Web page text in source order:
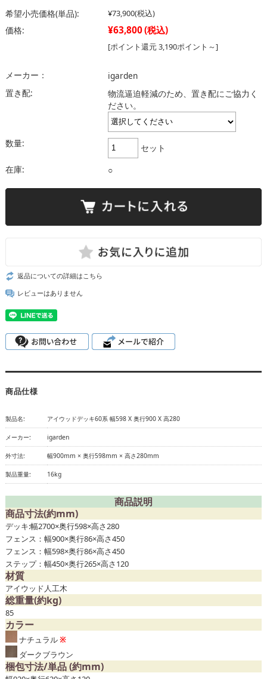
希望小売価格(単品): ¥73,900(税込)
価格: ¥63,800(税込)
[ポイント還元 3,190ポイント～]
メーカー：
igarden
置き配:
物流逼迫軽減のため、置き配にご協力く
ださい。
数量:
セット
在庫:
○
返品についての詳細はこちら
レビューはありません
商品仕様
製品名: アイウッドデッキ60系 幅598 X 奥行900 X 高280
メーカー: igarden
外寸法: 幅900mm × 奥行598mm × 高さ280mm
製品重量: 16kg
商品説明
商品寸法(約mm)
デッキ:幅2700×奥行598×高さ280
フェンス：幅900×奥行86×高さ450
フェンス：幅598×奥行86×高さ450
ステップ：幅450×奥行265×高さ120
材質
アイウッド人工木
総重量(約kg)
85
カラー
ナチュラル※
ダークブラウン
梱包寸法/単品 (約mm)